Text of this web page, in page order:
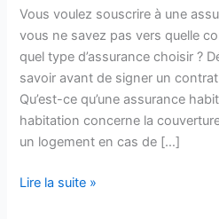
Vous voulez souscrire à une
vous ne savez pas vers quelle
quel type d’assurance choisir ?
savoir avant de signer un
Qu’est-ce qu’une assurance
habitation concerne la
un logement en cas de […]
Tout
Lire la suite »